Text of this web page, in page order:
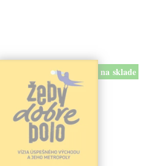
na sklade